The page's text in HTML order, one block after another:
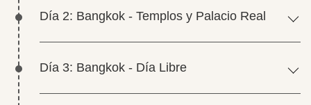
Día 2: Bangkok - Templos y Palacio Real
Día 3: Bangkok - Día Libre